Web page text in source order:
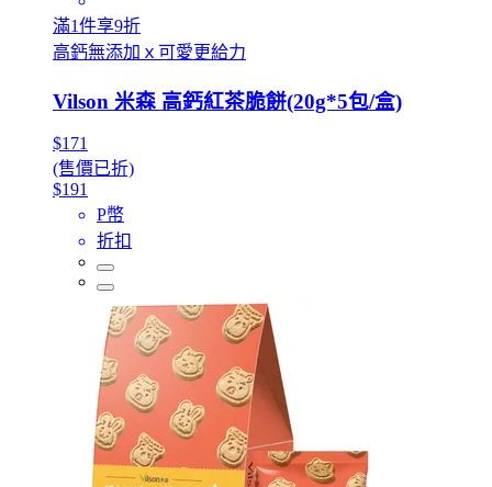
滿1件享9折
高鈣無添加ｘ可愛更給力
Vilson 米森 高鈣紅茶脆餅(20g*5包/盒)
$171
(售價已折)
$191
P幣
折扣